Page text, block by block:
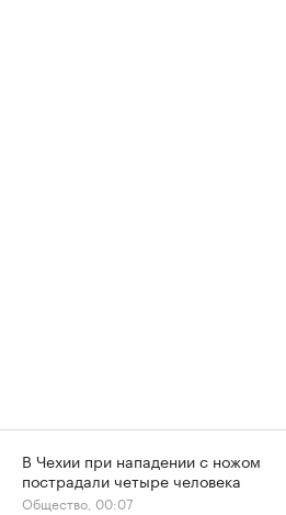
В Чехии при нападении с ножом
пострадали четыре человека
Общество, 00:07